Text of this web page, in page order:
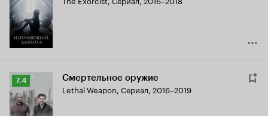
Кинопоиска
7.4
Рейтинг
Кинопоиска
7.4
7.4 Смертельное оружие
Lethal Weapon, Сериал, 2016–2019